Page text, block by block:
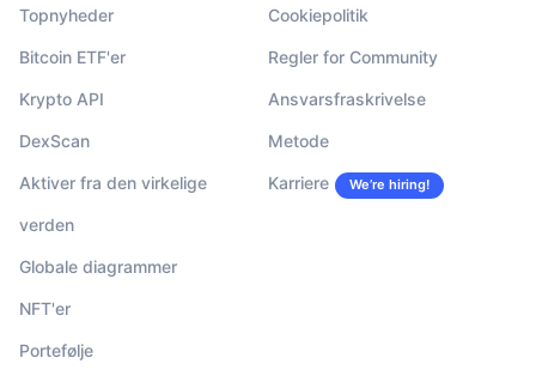
Topnyheder
Bitcoin ETF'er
Krypto API
DexScan
Aktiver fra den virkelige
verden
Globale diagrammer
NFT'er
Portefølje
Cookiepolitik
Regler for Community
Ansvarsfraskrivelse
Metode
Karriere We’re hiring!